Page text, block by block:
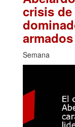
crisis
Semana